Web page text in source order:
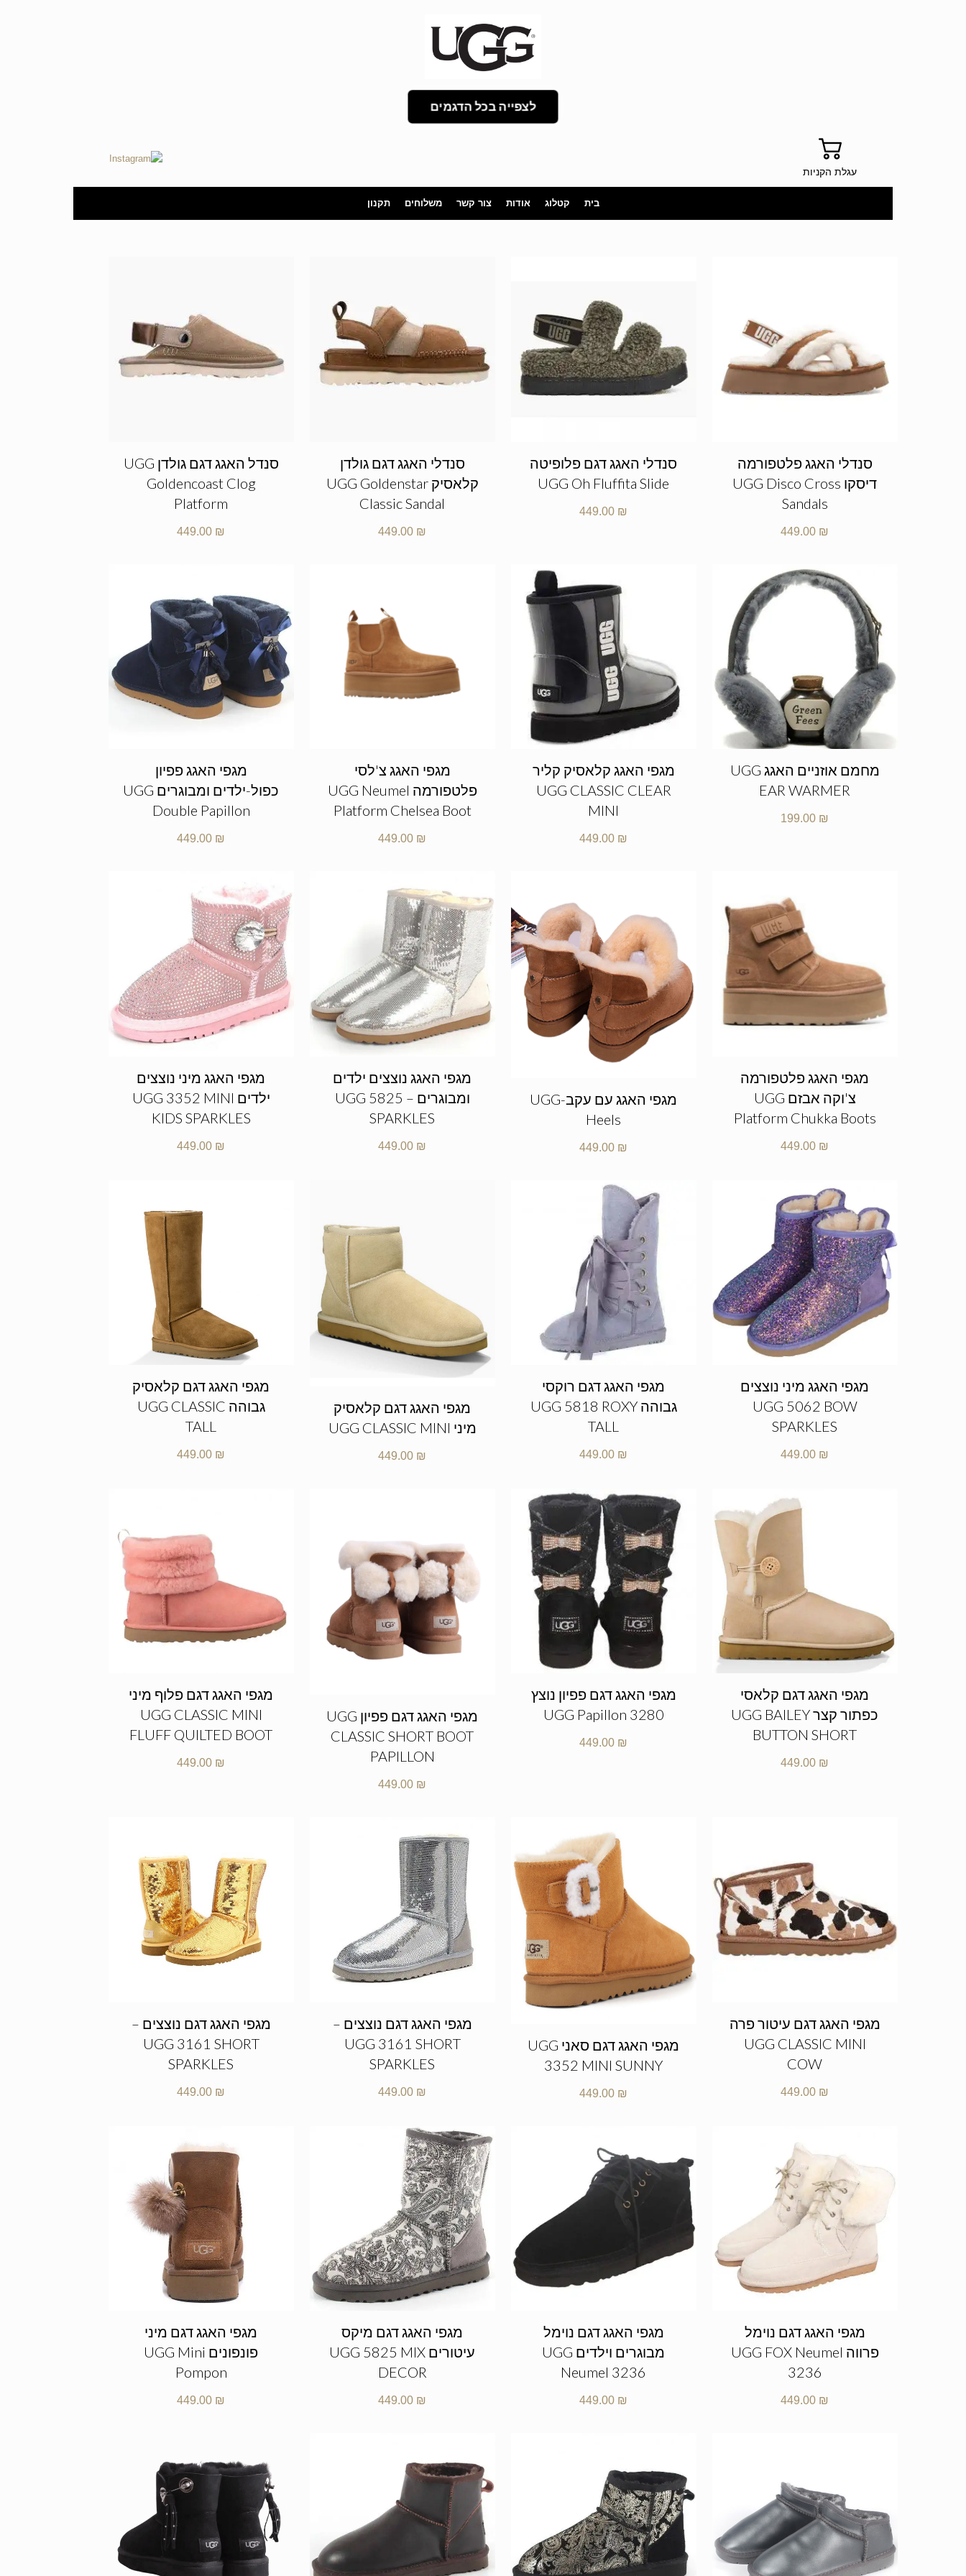
לצפייה בכל הדגמים
עגלת הקניות
בית קטלוג אודות צור קשר משלוחים תקנון
סנדלי האגג פלטפורמה
דיסקו UGG Disco Cross
Sandals
449.00 ₪
סנדלי האגג דגם פלופיטה
UGG Oh Fluffita Slide
449.00 ₪
סנדלי האגג דגם גולדן
קלאסיק UGG Goldenstar
Classic Sandal
449.00 ₪
סנדל האגג דגם גולדן UGG
Goldencoast Clog
Platform
449.00 ₪
מחמם אוזניים האגג UGG
EAR WARMER
199.00 ₪
מגפי האגג קלאסיק קליר
UGG CLASSIC CLEAR
MINI
449.00 ₪
מגפי האגג צ'לסי
פלטפורמה UGG Neumel
Platform Chelsea Boot
449.00 ₪
מגפי האגג פפיון
כפול-ילדים ומבוגרים UGG
Double Papillon
449.00 ₪
מגפי האגג פלטפורמה
צ'וקה אבזם UGG
Platform Chukka Boots
449.00 ₪
מגפי האגג עם עקב-UGG
Heels
449.00 ₪
מגפי האגג נוצצים ילדים
ומבוגרים – UGG 5825
SPARKLES
449.00 ₪
מגפי האגג מיני נוצצים
ילדים UGG 3352 MINI
KIDS SPARKLES
449.00 ₪
מגפי האגג מיני נוצצים
UGG 5062 BOW
SPARKLES
449.00 ₪
מגפי האגג דגם רוקסי
גבוהה UGG 5818 ROXY
TALL
449.00 ₪
מגפי האגג דגם קלאסיק
מיני UGG CLASSIC MINI
449.00 ₪
מגפי האגג דגם קלאסיק
גבוהה UGG CLASSIC
TALL
449.00 ₪
מגפי האגג דגם קלאסי
כפתור קצר UGG BAILEY
BUTTON SHORT
449.00 ₪
מגפי האגג דגם פפיון נוצץ
UGG Papillon 3280
449.00 ₪
מגפי האגג דגם פפיון UGG
CLASSIC SHORT BOOT
PAPILLON
449.00 ₪
מגפי האגג דגם פלוף מיני
UGG CLASSIC MINI
FLUFF QUILTED BOOT
449.00 ₪
מגפי האגג דגם עיטור פרה
UGG CLASSIC MINI
COW
449.00 ₪
מגפי האגג דגם סאני UGG
3352 MINI SUNNY
449.00 ₪
מגפי האגג דגם נוצצים –
UGG 3161 SHORT
SPARKLES
449.00 ₪
מגפי האגג דגם נוצצים –
UGG 3161 SHORT
SPARKLES
449.00 ₪
מגפי האגג דגם נוימל
פרווה UGG FOX Neumel
3236
449.00 ₪
מגפי האגג דגם נוימל
מבוגרים וילדים UGG
Neumel 3236
449.00 ₪
מגפי האגג דגם מיקס
עיטורים UGG 5825 MIX
DECOR
449.00 ₪
מגפי האגג דגם מיני
פונפונים UGG Mini
Pompon
449.00 ₪